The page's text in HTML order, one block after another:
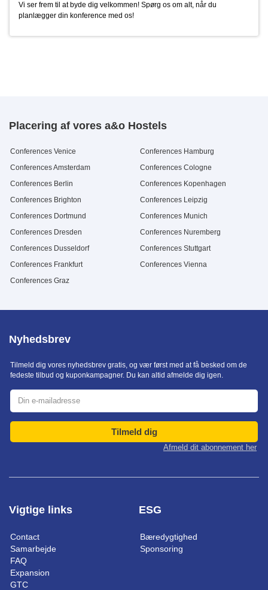
7up
0,5 l Flasche
2.9 €
Schwip Schwap
0,5 l Flasche
Blechkuchen
Stück 2.5 €
Vi ser frem til at byde dig velkommen! Spørg os om alt, når du
planlægger din konference med os!
Placering af vores a&o Hostels
Conferences Venice
Conferences Amsterdam
Conferences Berlin
Conferences Brighton
Conferences Dortmund
Conferences Dresden
Conferences Dusseldorf
Conferences Frankfurt
Conferences Graz
Conferences Hamburg
Conferences Cologne
Conferences Kopenhagen
Conferences Leipzig
Conferences Munich
Conferences Nuremberg
Conferences Stuttgart
Conferences Vienna
Vigtige links
Contact
Samarbejde
FAQ
Expansion
GTC
ESG
Bæredygtighed
Sponsoring
Nyhedsbrev
Tilmeld dig vores nyhedsbrev gratis, og vær først med at få besked om de
fedeste tilbud og kuponkampagner. Du kan altid afmelde dig igen.
Tilmeld dig
Afmeld dit abonnement her